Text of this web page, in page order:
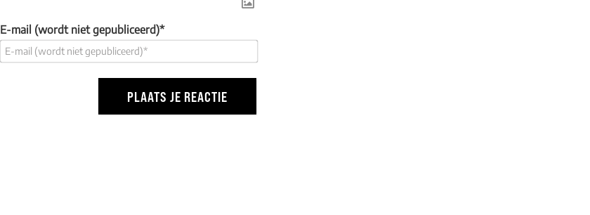
E-mail (wordt niet gepubliceerd)*